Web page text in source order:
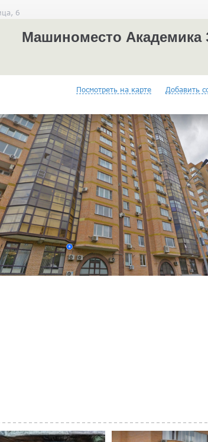
6
Машиноместо Академика
Посмотреть на карте Добавить